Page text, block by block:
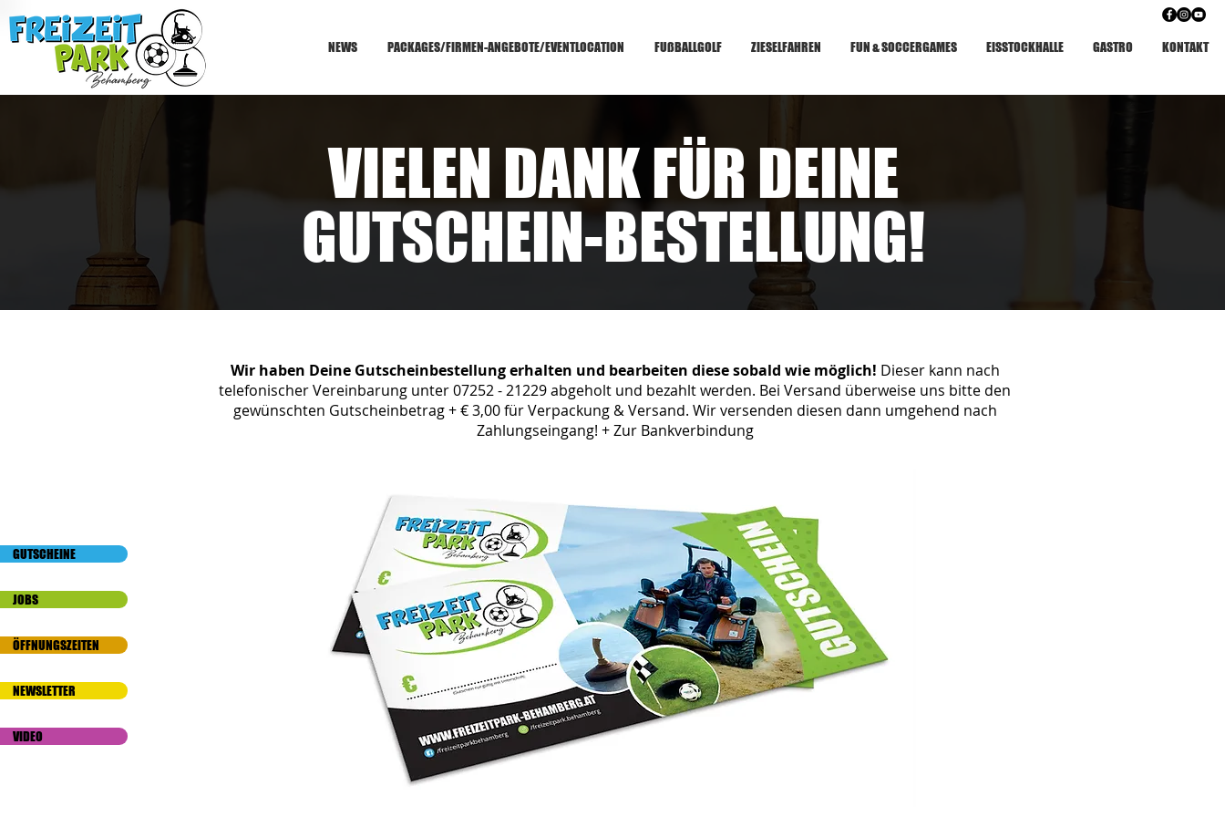
NEWS PACKAGES/FIRMEN-ANGEBOTE/EVENTLOCATION FUßBALLGOLF ZIESELFAHREN FUN & SOCCERGAMES EISSTOCKHALLE GASTRO KONTAKT
NEWSLETTER
ÖFFNUNGSZEITEN
GUTSCHEINE
JOBS
VIDEO
VIELEN DANK FÜR DEINE
GUTSCHEIN-BESTELLUNG!
Wir haben Deine Gutscheinbestellung erhalten und bearbeiten diese sobald wie möglich! Dieser kann nach
telefonischer Vereinbarung unter 07252 - 21229 abgeholt und bezahlt werden. Bei Versand überweise uns bitte den
gewünschten Gutscheinbetrag + € 3,00 für Verpackung & Versand. Wir versenden diesen dann umgehend nach
Zahlungseingang! + Zur Bankverbindung